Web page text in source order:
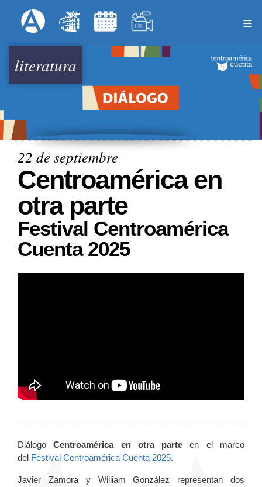
al
principal
Menú Superior
literatura
22 de septiembre
Centroamérica en
otra parte
Festival Centroamérica
Cuenta 2025
DiálogoCentroamérica en otra parteen el marco
del Festival Centroamérica Cuenta 2025.
Javier Zamora y William González representan dos